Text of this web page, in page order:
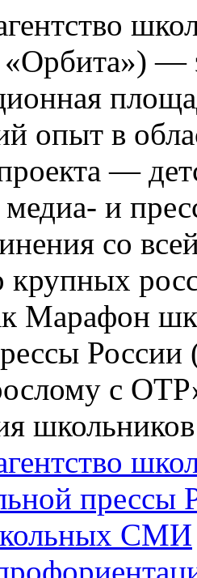
—
опыт в
—
медиа- и
со
крупных
Марафон
России
с
прессы
СМИ